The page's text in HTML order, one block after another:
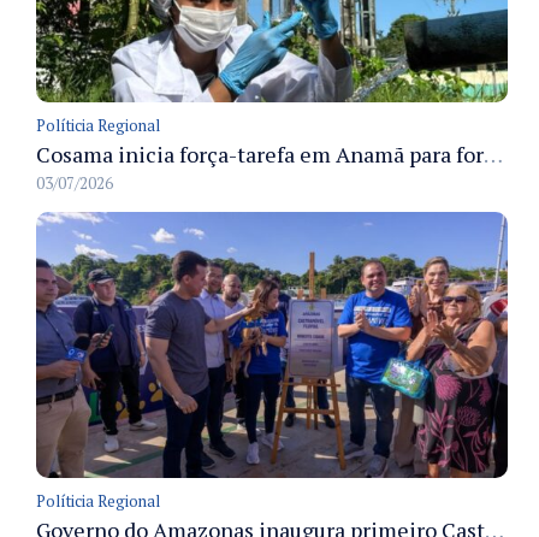
Políticia Regional
Cosama inicia força-tarefa em Anamã para fortalecer abastecimento de água e segurança hídrica da população
03/07/2026
Políticia Regional
Governo do Amazonas inaugura primeiro Castramóvel Fluvial para atendimento veterinário às comunidades ribeirinhas e castração gratuita